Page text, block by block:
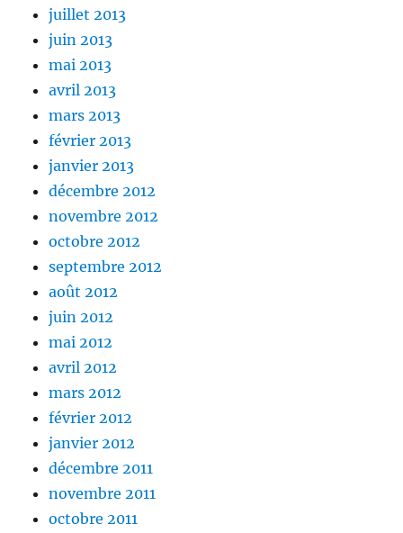
juillet 2013
juin 2013
mai 2013
avril 2013
mars 2013
février 2013
janvier 2013
décembre 2012
novembre 2012
octobre 2012
septembre 2012
août 2012
juin 2012
mai 2012
avril 2012
mars 2012
février 2012
janvier 2012
décembre 2011
novembre 2011
octobre 2011